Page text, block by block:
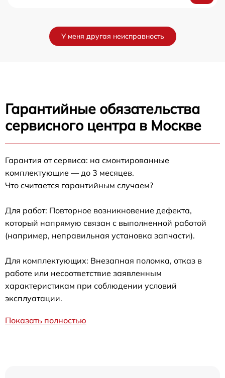
У меня другая неисправность
Гарантийные обязательства
сервисного центра в Москве
Гарантия от сервиса: на смонтированные
комплектующие — до 3 месяцев.
Что считается гарантийным случаем?
Для работ: Повторное возникновение дефекта,
который напрямую связан с выполненной работой
(например, неправильная установка запчасти).
Для комплектующих: Внезапная поломка, отказ в
работе или несоответствие заявленным
характеристикам при соблюдении условий
эксплуатации.
Показать полностью